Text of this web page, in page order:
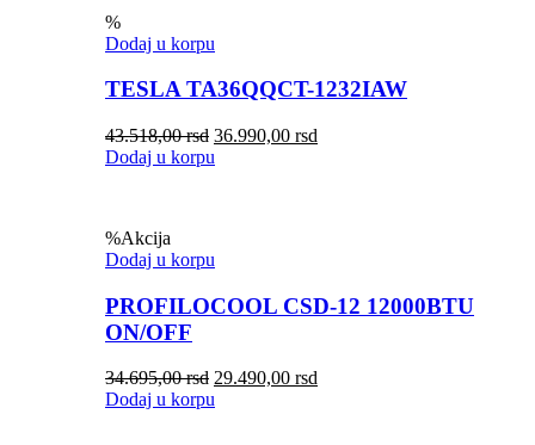
%
Dodaj u korpu
TESLA TA36QQCT-1232IAW
43.518,00rsd 36.990,00 rsd
Dodaj u korpu
%Akcija
Dodaj u korpu
PROFILOCOOL CSD-12 12000BTU
ON/OFF
34.695,00rsd 29.490,00 rsd
Dodaj u korpu